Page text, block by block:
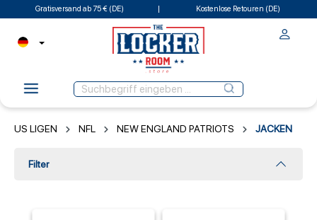
Gratisversand ab 75 € (DE) Kostenlose Retouren (DE)
US LIGEN NFL NEW ENGLAND PATRIOTS JACKEN
Filter